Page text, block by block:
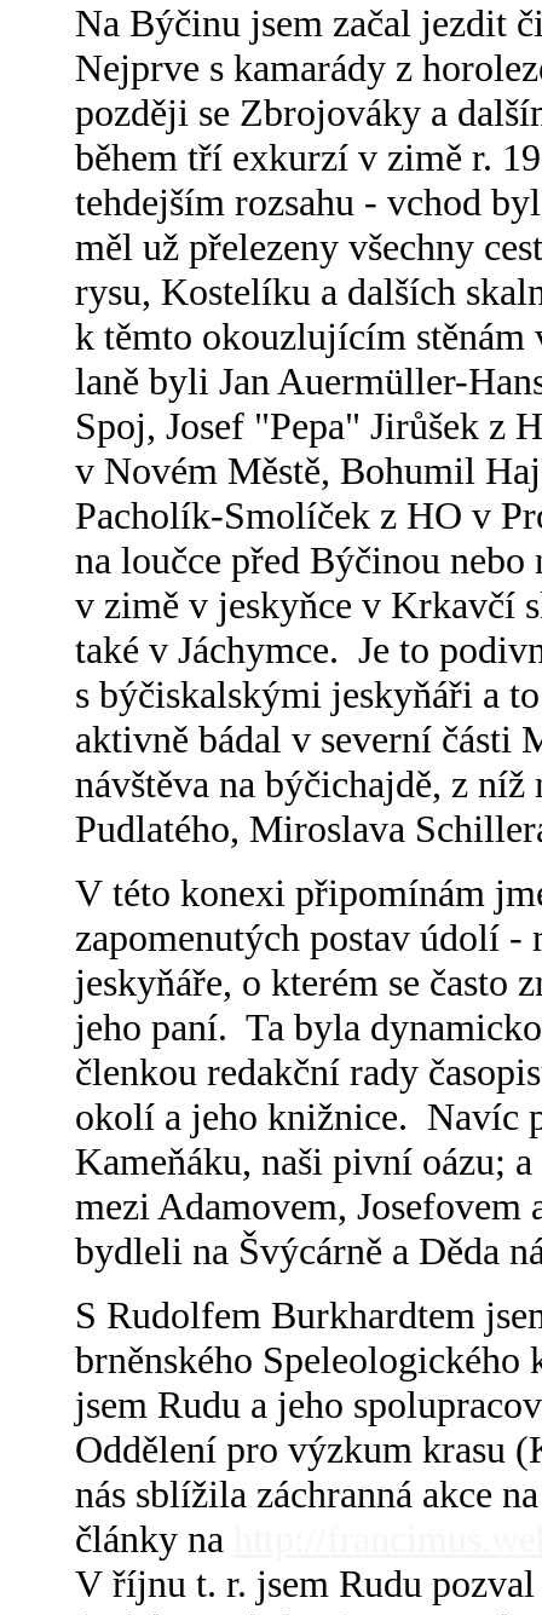
Na Býčinu jsem začal jezdit
Nejprve s kamarády z
později se Zbrojováky a
během tří exkurzí v zimě r.
tehdejším rozsahu - vchod
měl už přelezeny všechny
rysu, Kostelíku a dalších
k těmto okouzlujícím
laně byli Jan Auermüller-
Spoj, Josef "Pepa" Jirůšek z
v Novém Městě, Bohumil
Pacholík-Smolíček z HO v
na loučce před Býčinou nebo
v zimě v jeskyňce v Krkavčí
také v Jáchymce. Je to
s býčiskalskými jeskyňáři a
aktivně bádal v severní
návštěva na býčichajdě, z
Pudlatého, Miroslava
V této konexi připomínám
zapomenutých postav údolí -
jeskyňáře, o kterém se
jeho paní. Ta byla
členkou redakční rady
okolí a jeho knižnice. Navíc
Kameňáku, naši pivní oázu;
mezi Adamovem,
bydleli na Švýcárně a Děda
S Rudolfem Burkhardtem
brněnského
jsem Rudu a jeho
Oddělení pro výzkum krasu
nás sblížila záchranná akce
články na
V říjnu t. r. jsem Rudu